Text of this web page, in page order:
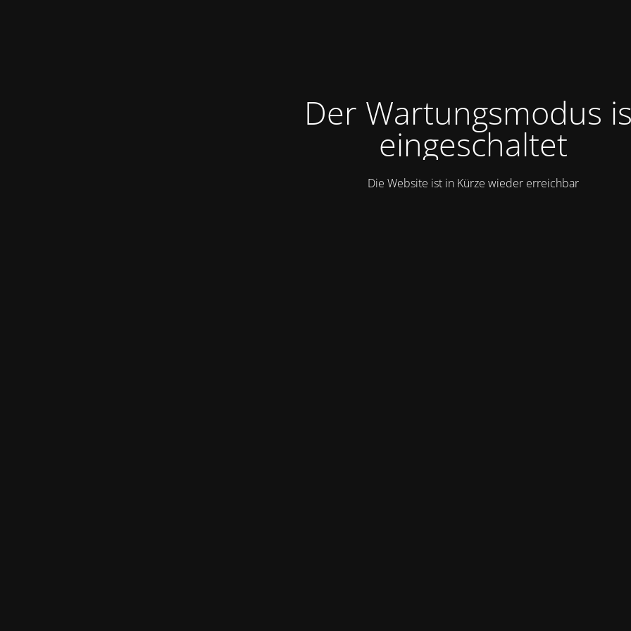
Der Wartungsmodus
eingeschaltet
Die Website ist in Kürze wieder erreichbar